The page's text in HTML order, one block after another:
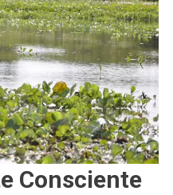
Consciente